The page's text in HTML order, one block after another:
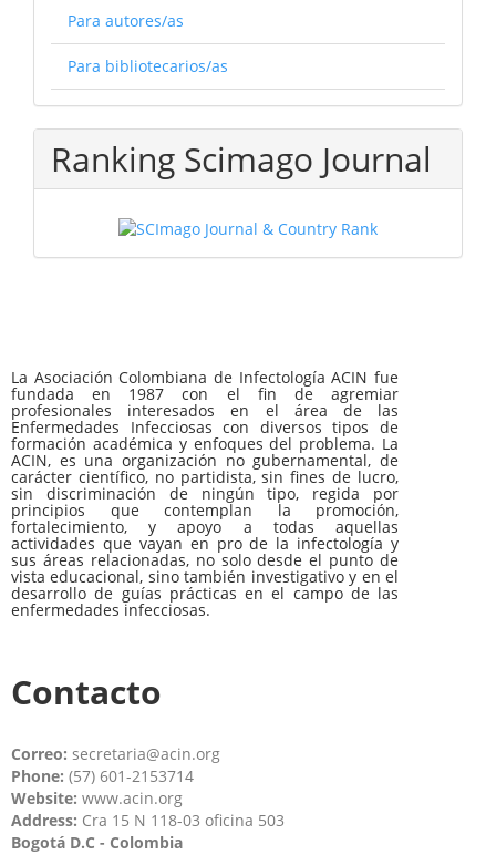
Para autores/as
Para bibliotecarios/as
Ranking Scimago Journal
La Asociación Colombiana de Infectología ACIN fue
fundada en 1987 con el fin de agremiar
profesionales interesados en el área de las
Enfermedades Infecciosas con diversos tipos de
formación académica y enfoques del problema. La
ACIN, es una organización no gubernamental, de
carácter científico, no partidista, sin fines de lucro,
sin discriminación de ningún tipo, regida por
principios que contemplan la promoción,
fortalecimiento, y apoyo a todas aquellas
actividades que vayan en pro de la infectología y
sus áreas relacionadas, no solo desde el punto de
vista educacional, sino también investigativo y en el
desarrollo de guías prácticas en el campo de las
enfermedades infecciosas.
Contacto
Correo: secretaria@acin.org
Phone: (57) 601-2153714
Website: www.acin.org
Address: Cra 15 N 118-03 oficina 503
Bogotá D.C - Colombia